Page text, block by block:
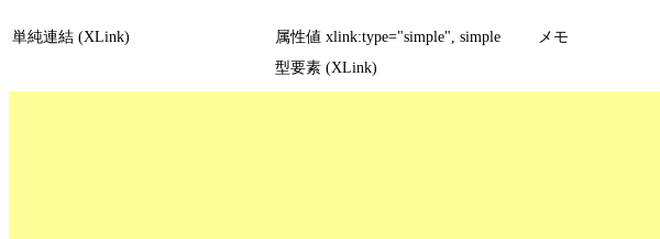
単純連結 (XLink)
属性値 xlink:type="simple", simple
型要素 (XLink)
メモ